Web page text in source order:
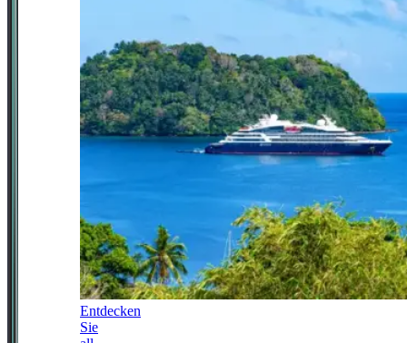
Entdecken
Sie